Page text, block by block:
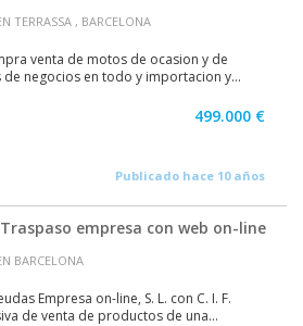
TERRASSA , BARCELONA
venta de motos de ocasion y de
negocios en todo y importacion y...
499.000 €
Publicado hace 10 años
empresa con web on-line
BARCELONA
Empresa on-line, S. L. con C. I. F.
de venta de productos de una...